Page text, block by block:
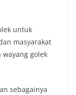
untuk
masyarakat
golek
sebagainya